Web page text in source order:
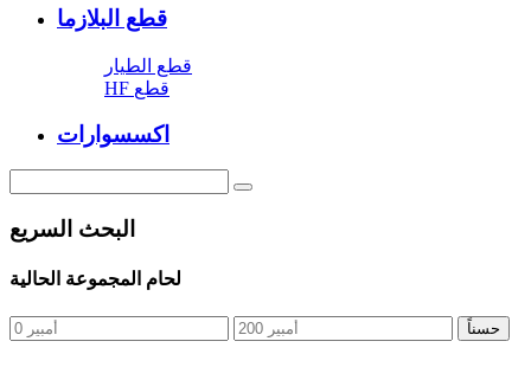
قطع البلازما
قطع الطيار
HF قطع
اكسسوارات
البحث السريع
لحام المجموعة الحالية
حسناً